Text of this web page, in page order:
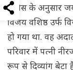
पुलिस के अनुसार
विजय वशिष्ठ उर्फ
हो गया था. वह
परिवार में पत्नी
रूप से दिव्यांग बेटा